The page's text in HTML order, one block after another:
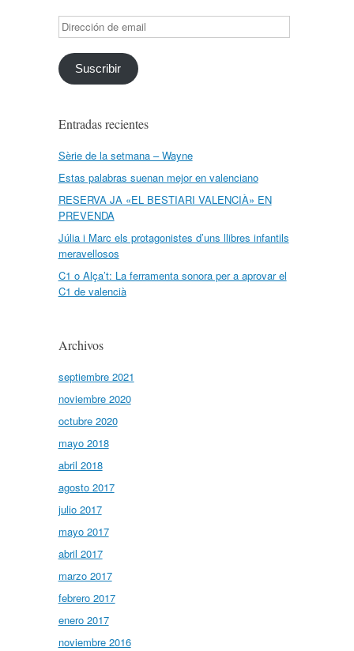
Dirección
de
email
Suscribir
Entradas recientes
Sèrie de la setmana – Wayne
Estas palabras suenan mejor en valenciano
RESERVA JA «EL BESTIARI VALENCIÀ» EN
PREVENDA
Júlia i Marc els protagonistes d’uns llibres infantils
meravellosos
C1 o Alça’t: La ferramenta sonora per a aprovar el
C1 de valencià
Archivos
septiembre 2021
noviembre 2020
octubre 2020
mayo 2018
abril 2018
agosto 2017
julio 2017
mayo 2017
abril 2017
marzo 2017
febrero 2017
enero 2017
noviembre 2016